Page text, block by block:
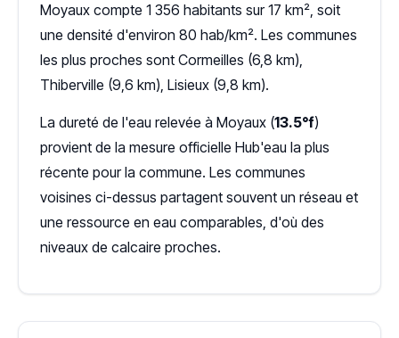
Moyaux compte 1 356 habitants sur 17 km², soit
une densité d'environ 80 hab/km². Les communes
les plus proches sont Cormeilles (6,8 km),
Thiberville (9,6 km), Lisieux (9,8 km).
La dureté de l'eau relevée à Moyaux (13.5°f)
provient de la mesure officielle Hub'eau la plus
récente pour la commune. Les communes
voisines ci-dessus partagent souvent un réseau et
une ressource en eau comparables, d'où des
niveaux de calcaire proches.